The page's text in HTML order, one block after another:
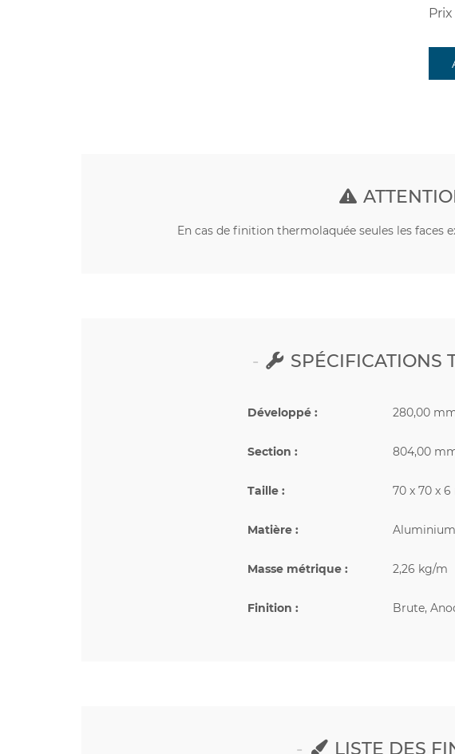
Prix
En cas de finition thermolaquée seules les faces
SPÉCIFICATIONS
Développé : 280,00
Section : 804,00
Taille : 70 x 70 x
Matière :
Masse métrique : 2,26 kg/m
Finition : Brute,
LISTE DES